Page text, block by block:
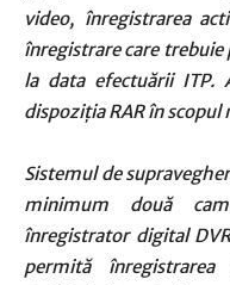
video, înregistrarea
înregistrare care trebuie
la data efectuării ITP.
dispoziţia RAR în
Sistemul de
minimum două
înregistrator digital
permită